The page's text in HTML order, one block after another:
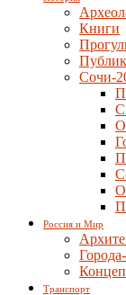
Книги
Сочи-
Россия и Мир
Транспорт